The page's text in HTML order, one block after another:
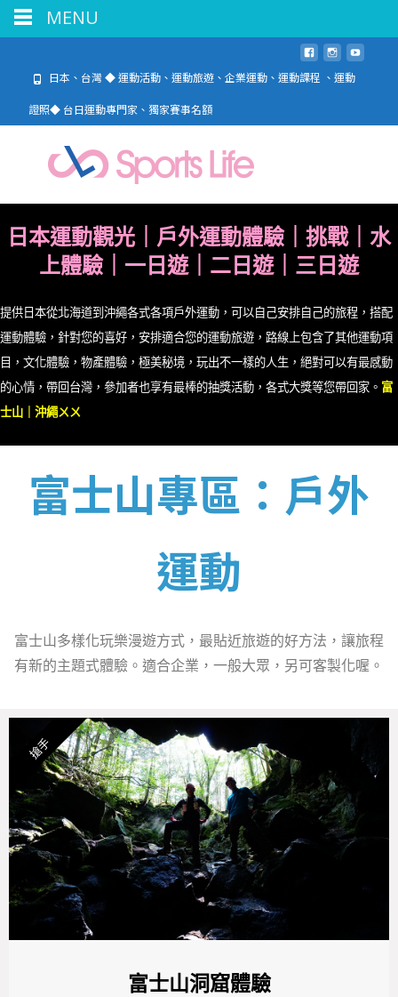
日本、台灣 ◆ 運動活動、運動旅遊、企業運動、運動課程 、運動
證照◆ 台日運動專門家、獨家賽事名額
日本運動觀光｜戶外運動體驗｜挑戰｜水
上體驗｜一日遊｜二日遊｜三日遊
提供日本從北海道到沖繩各式各項戶外運動，可以自己安排自己的旅程，搭配
運動體驗，針對您的喜好，安排適合您的運動旅遊，路線上包含了其他運動項
目，文化體驗，物產體驗，極美秘境，玩出不一樣的人生，絕對可以有最感動
的心情，帶回台灣， 參加者也享有最棒的抽獎活動，各式大獎等您帶回家。 富
士山｜沖繩ㄨㄨ
富士山專區：戶外
運動
富士山多樣化玩樂漫遊方式，最貼近旅遊的好方法，讓旅程
有新的主題式體驗。適合企業，一般大眾，另可客製化喔。
富士山洞窟體驗
搶手
MENU